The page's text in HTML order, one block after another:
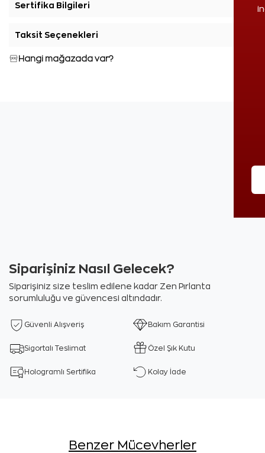
Sertifika Bilgileri
Taksit Seçenekleri
Hangi mağazada var?
Siparişiniz Nasıl Gelecek?
Siparişiniz size teslim edilene kadar Zen Pırlanta
sorumluluğu ve güvencesi altındadır.
Güvenli Alışveriş Bakım Garantisi
Sigortalı Teslimat Özel Şık Kutu
Hologramlı Sertifika Kolay İade
Benzer Mücevherler